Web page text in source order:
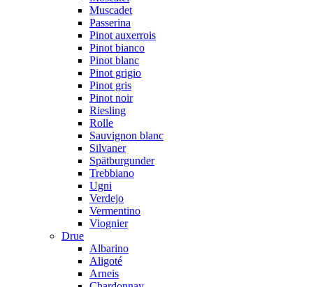
Muscadet
Passerina
Pinot auxerrois
Pinot bianco
Pinot blanc
Pinot grigio
Pinot gris
Pinot noir
Riesling
Rolle
Sauvignon blanc
Silvaner
Spätburgunder
Trebbiano
Ugni
Verdejo
Vermentino
Viognier
Drue
Albarino
Aligoté
Arneis